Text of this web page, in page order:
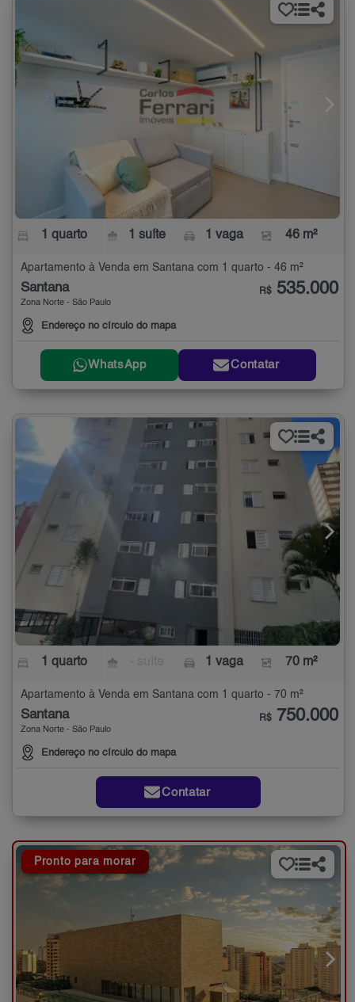
1 quarto 1 suíte 1 vaga 46 m²
Apartamento à Venda em Santana com 1 quarto - 46 m²
Santana
Zona Norte - São Paulo
Endereço no círculo do mapa
R$ 535.000
WhatsApp Contatar
1 quarto 1 vaga 70 m²
Apartamento à Venda em Santana com 1 quarto - 70 m²
Santana
Zona Norte - São Paulo
Endereço no círculo do mapa
R$ 750.000
Contatar
Pronto para morar